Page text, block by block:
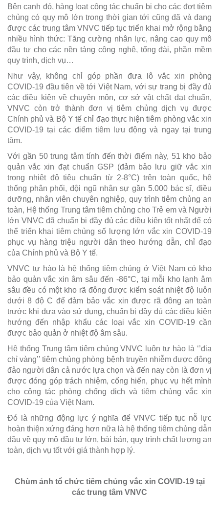
Bên cạnh đó, hàng loạt công tác chuẩn bị cho các đợt tiêm
chủng có quy mô lớn trong thời gian tới cũng đã và đang
được các trung tâm VNVC tiếp tục triển khai mở rộng bằng
nhiều hình thức: Tăng cường nhân lực, nâng cao quy mô
đầu tư cho các nền tảng công nghệ, tổng đài, phần mềm
quy trình, dịch vụ…
Như vậy, không chỉ góp phần đưa lô vắc xin phòng
COVID-19 đầu tiên về tới Việt Nam, với sự trang bị đầy đủ
các điều kiện về chuyên môn, cơ sở vật chất đạt chuẩn,
VNVC còn trở thành đơn vị tiêm chủng dịch vụ được
Chính phủ và Bộ Y tế chỉ đạo thực hiện tiêm phòng vắc xin
COVID-19 tại các điểm tiêm lưu động và ngay tại trung
tâm.
Với gần 50 trung tâm tính đến thời điểm này, 51 kho bảo
quản vắc xin đạt chuẩn GSP (đảm bảo lưu giữ vắc xin
trong nhiệt độ tiêu chuẩn từ 2-8°C) trên toàn quốc, hệ
thống phân phối, đội ngũ nhân sự gần 5.000 bác sĩ, điều
dưỡng, nhân viên chuyên nghiệp, quy trình tiêm chủng an
toàn, Hệ thống Trung tâm tiêm chủng cho Trẻ em và Người
lớn VNVC đã chuẩn bị đầy đủ các điều kiện tốt nhất để có
thể triển khai tiêm chủng số lượng lớn vắc xin COVID-19
phục vụ hàng triệu người dân theo hướng dẫn, chỉ đạo
của Chính phủ và Bộ Y tế.
VNVC tự hào là hệ thống tiêm chủng ở Việt Nam có kho
bảo quản vắc xin âm sâu đến -86°C, tại mỗi kho lạnh âm
sâu đều có một kho rã đông được kiểm soát nhiệt độ luôn
dưới 8 độ C để đảm bảo vắc xin được rã đông an toàn
trước khi đưa vào sử dụng, chuẩn bị đầy đủ các điều kiện
hướng đến nhập khẩu các loại vắc xin COVID-19 cần
được bảo quản ở nhiệt độ âm sâu.
Hệ thống Trung tâm tiêm chủng VNVC luôn tự hào là ‘’địa
chỉ vàng’’ tiêm chủng phòng bệnh truyền nhiễm được đông
đảo người dân cả nước lựa chọn và đến nay còn là đơn vị
được đóng góp trách nhiệm, cống hiến, phục vụ hết mình
cho công tác phòng chống dịch và tiêm chủng vắc xin
COVID-19 của Việt Nam.
Đó là những động lực ý nghĩa để VNVC tiếp tục nỗ lực
hoàn thiện xứng đáng hơn nữa là hệ thống tiêm chủng dẫn
đầu về quy mô đầu tư lớn, bài bản, quy trình chất lượng an
toàn, dịch vụ tốt với giá thành hợp lý.
Chùm ảnh tổ chức tiêm chủng vắc xin COVID-19 tại
các trung tâm VNVC